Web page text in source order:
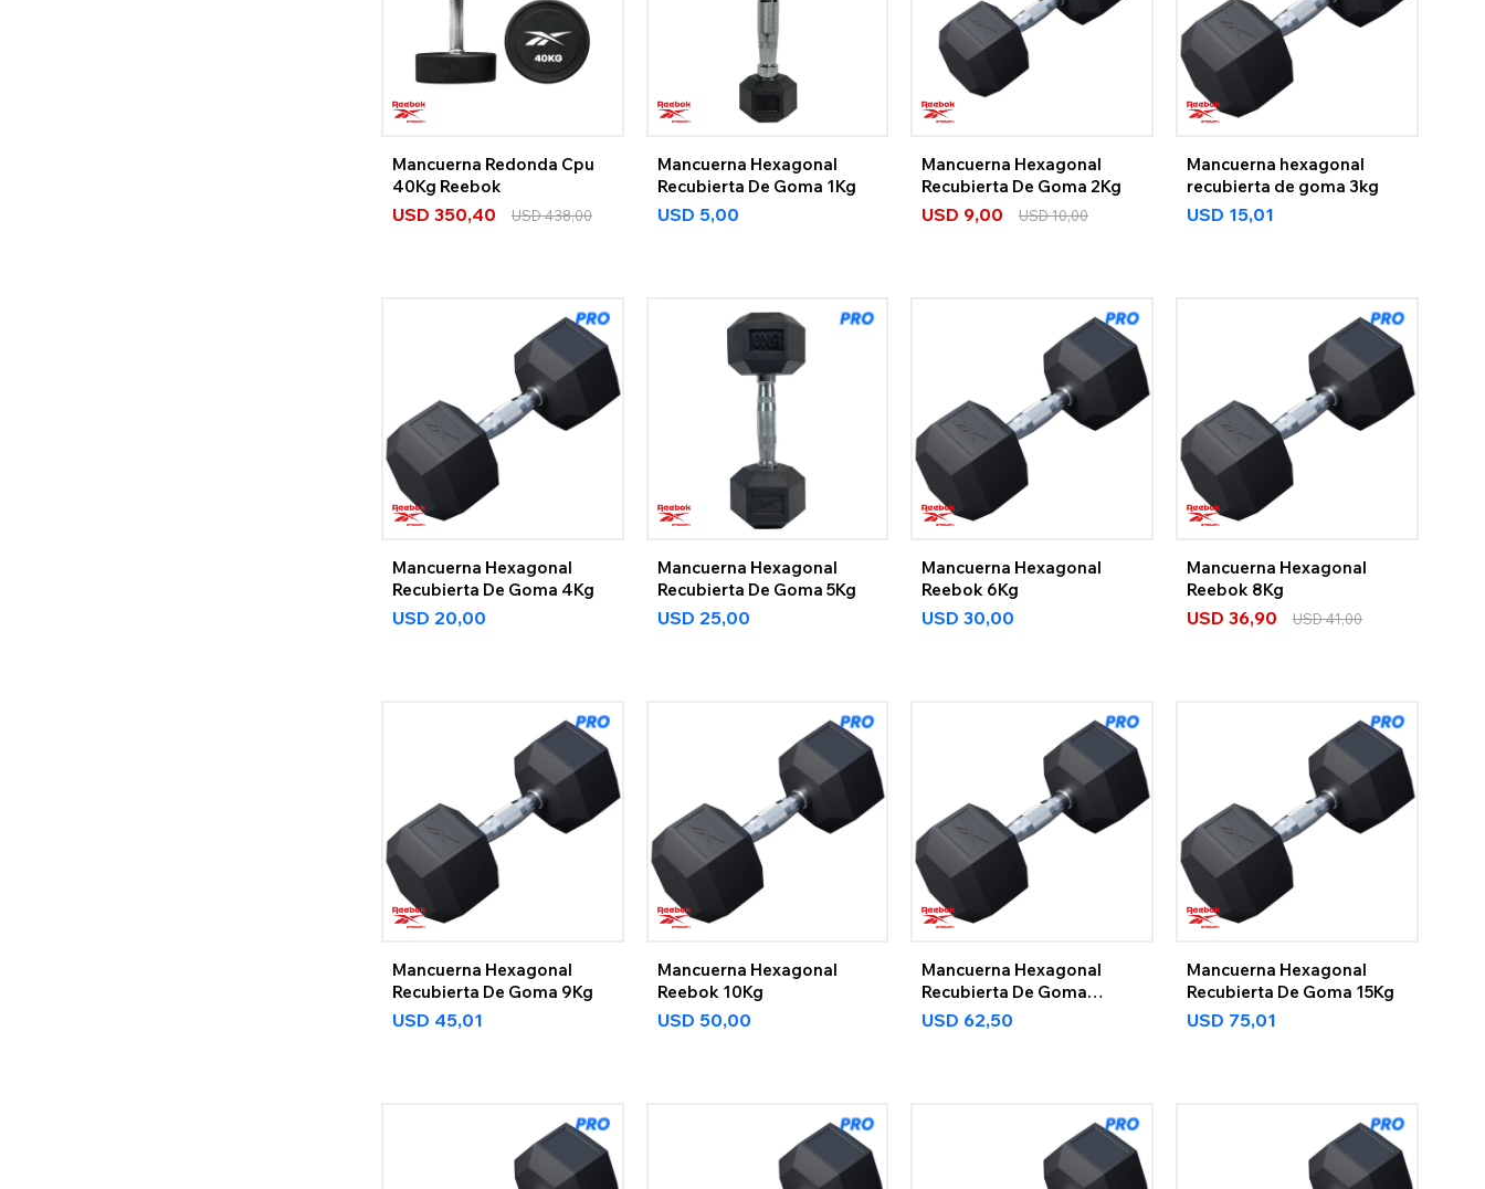
Mancuerna Redonda Cpu
40Kg Reebok
USD 350,40 USD438,00
Mancuerna Hexagonal
Recubierta De Goma 1Kg
USD 5,00
Mancuerna Hexagonal
Recubierta De Goma 2Kg
USD 9,00 USD10,00
Mancuerna hexagonal
recubierta de goma 3kg
USD 15,01
Mancuerna Hexagonal
Recubierta De Goma 4Kg
USD 20,00
Mancuerna Hexagonal
Recubierta De Goma 5Kg
USD 25,00
Mancuerna Hexagonal
Reebok 6Kg
USD 30,00
Mancuerna Hexagonal
Reebok 8Kg
USD 36,90 USD41,00
Mancuerna Hexagonal
Recubierta De Goma 9Kg
USD 45,01
Mancuerna Hexagonal
Reebok 10Kg
USD 50,00
Mancuerna Hexagonal
Recubierta De Goma
12,5Kg
USD 62,50
Mancuerna Hexagonal
Recubierta De Goma 15Kg
USD 75,01